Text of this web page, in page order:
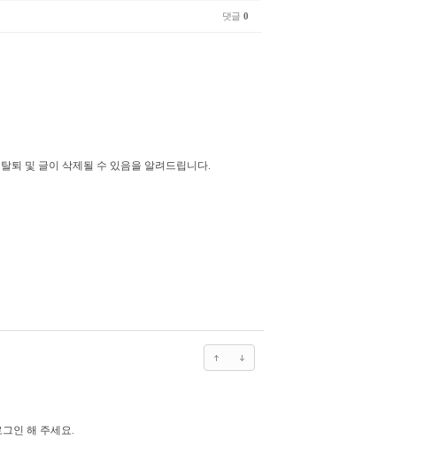
댓글 0
퇴 및 글이 삭제될 수 있음을 알려드립니다.
인 해 주세요.